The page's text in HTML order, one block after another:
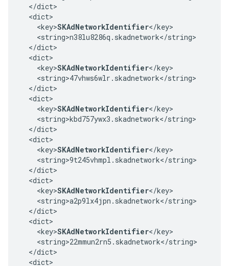
  </dict>
  <dict>
    <key>
SKAdNetworkIdentifier</key>
    <string>n38lu8286q.skadnetwork</string>
  </dict>
  <dict>
    <key>
SKAdNetworkIdentifier</key>
    <string>47vhws6wlr.skadnetwork</string>
  </dict>
  <dict>
    <key>
SKAdNetworkIdentifier</key>
    <string>kbd757ywx3.skadnetwork</string>
  </dict>
  <dict>
    <key>
SKAdNetworkIdentifier</key>
    <string>9t245vhmpl.skadnetwork</string>
  </dict>
  <dict>
    <key>
SKAdNetworkIdentifier</key>
    <string>a2p9lx4jpn.skadnetwork</string>
  </dict>
  <dict>
    <key>
SKAdNetworkIdentifier</key>
    <string>22mmun2rn5.skadnetwork</string>
  </dict>
  <dict>